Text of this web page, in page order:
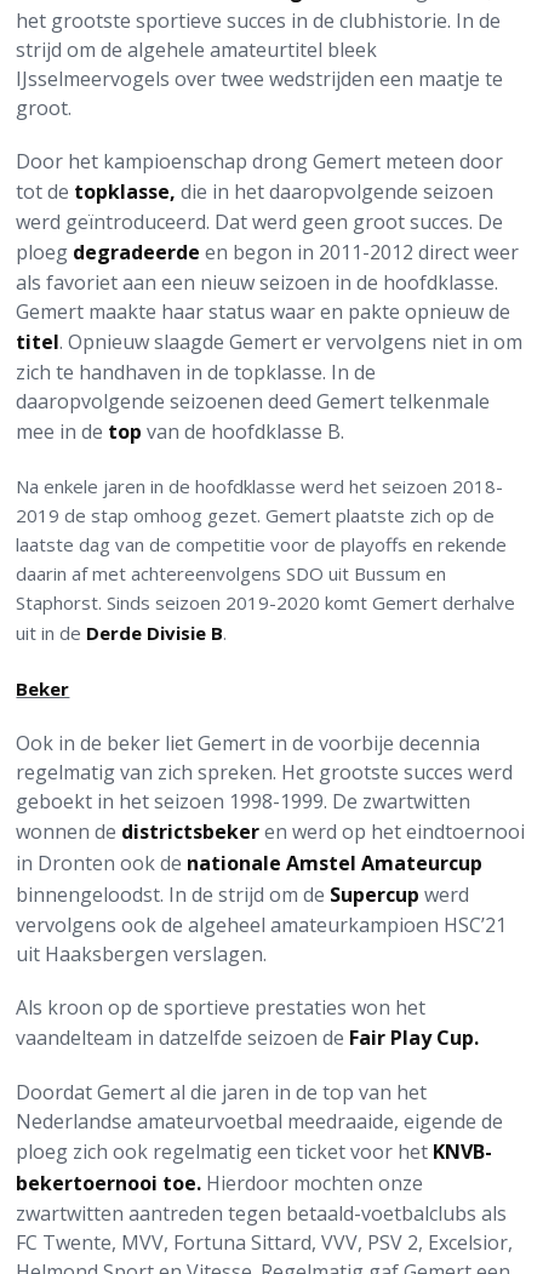
het grootste sportieve succes in de clubhistorie. In de
strijd om de algehele amateurtitel bleek
IJsselmeervogels over twee wedstrijden een maatje te
groot.
Door het kampioenschap drong Gemert meteen door
tot de topklasse, die in het daaropvolgende seizoen
werd geïntroduceerd. Dat werd geen groot succes. De
ploeg degradeerde en begon in 2011-2012 direct weer
als favoriet aan een nieuw seizoen in de hoofdklasse.
Gemert maakte haar status waar en pakte opnieuw de
titel. Opnieuw slaagde Gemert er vervolgens niet in om
zich te handhaven in de topklasse. In de
daaropvolgende seizoenen deed Gemert telkenmale
mee in de top van de hoofdklasse B.
Na enkele jaren in de hoofdklasse werd het seizoen 2018-
2019 de stap omhoog gezet. Gemert plaatste zich op de
laatste dag van de competitie voor de playoffs en rekende
daarin af met achtereenvolgens SDO uit Bussum en
Staphorst. Sinds seizoen 2019-2020 komt Gemert derhalve
uit in de Derde Divisie B.
Beker
Ook in de beker liet Gemert in de voorbije decennia
regelmatig van zich spreken. Het grootste succes werd
geboekt in het seizoen 1998-1999. De zwartwitten
wonnen de districtsbekeren werd op het eindtoernooi
in Dronten ook de nationale Amstel Amateurcup
binnengeloodst. In de strijd om de Supercup werd
vervolgens ook de algeheel amateurkampioen HSC’21
uit Haaksbergen verslagen.
Als kroon op de sportieve prestaties won het
vaandelteam in datzelfde seizoen de Fair Play Cup.
Doordat Gemert al die jaren in de top van het
Nederlandse amateurvoetbal meedraaide, eigende de
ploeg zich ook regelmatig een ticket voor het KNVB-
bekertoernooi toe. Hierdoor mochten onze
zwartwitten aantreden tegen betaald-voetbalclubs als
FC Twente, MVV, Fortuna Sittard, VVV, PSV 2, Excelsior,